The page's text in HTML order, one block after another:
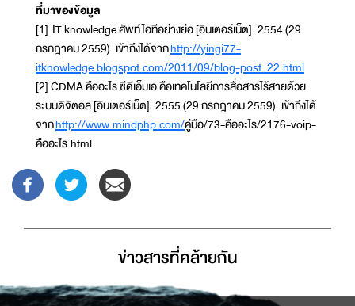
ที่มาของข้อมูล
[1] IT knowledge ศัพท์ไอทีอย่างย่อ [อินเตอร์เน็ต]. 2554 (29
กรกฎาคม 2559). เข้าถึงได้จากhttp://yingi77-
itknowledge.blogspot.com/2011/09/blog-post_22.html
[2] CDMA คืออะไร ซีดีเอ็มเอ คือเทคโนโลยีการสื่อสารไร้สายด้วย
ระบบดิจิตอล [อินเตอร์เน็ต]. 2555 (29 กรกฎาคม 2559). เข้าถึงได้
จากhttp://www.mindphp.com/คู่มือ/73-คืออะไร/2176-voip-
คืออะไร.html
ข่าวสารที่่คล้ายกัน